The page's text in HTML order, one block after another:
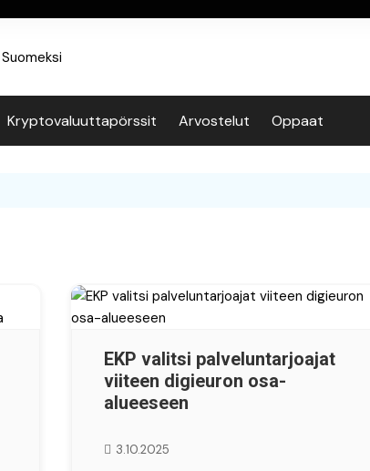
Kryptovaluuttapörssit Arvostelut Oppaat
EKP valitsi palveluntarjoajat
viiteen digieuron osa-
alueeseen
3.10.2025